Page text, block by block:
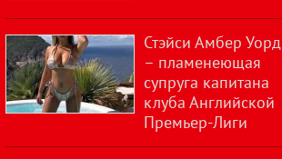
Стэйси Амбер Уорд
– пламенеющая
супруга капитана
клуба Английской
Премьер-Лиги